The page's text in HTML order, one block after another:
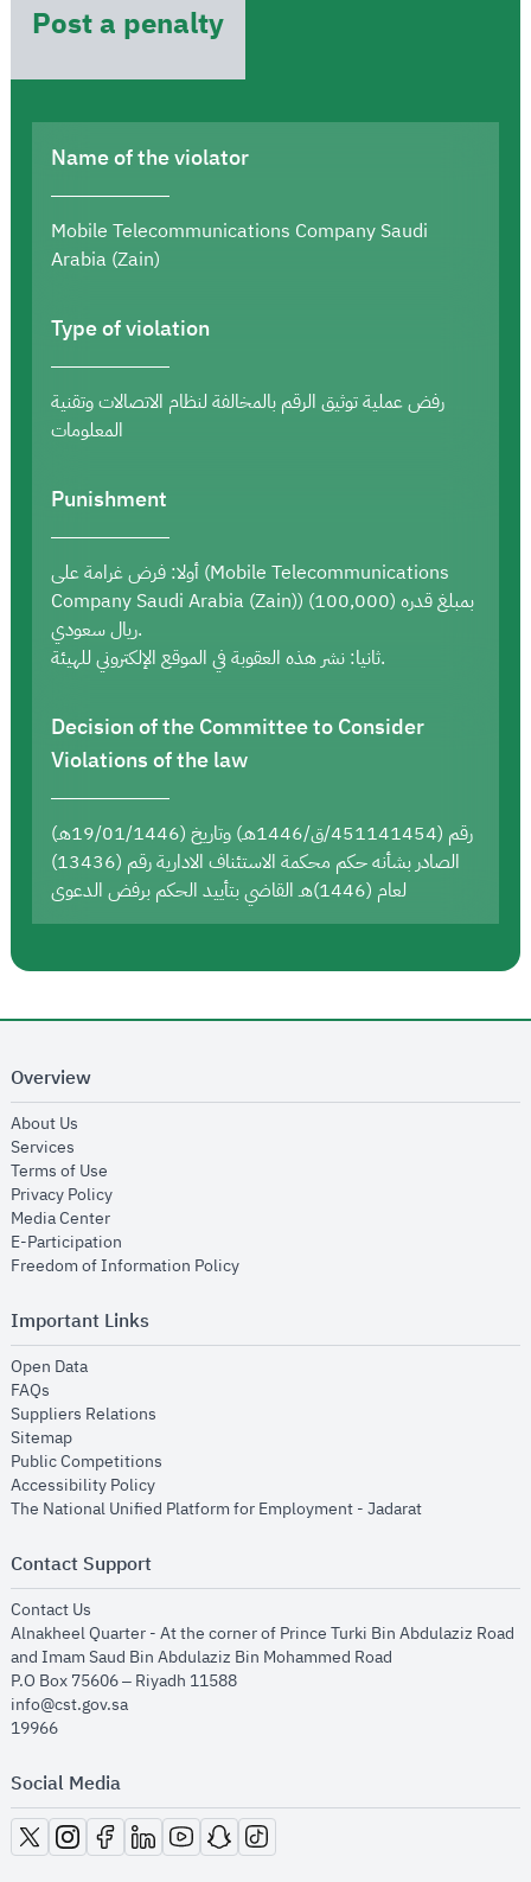
Post a penalty
Name of the violator
Mobile Telecommunications Company Saudi
Arabia (Zain)
Type of violation
رفض عملية توثيق الرقم بالمخالفة لنظام الاتصالات وتقنية
المعلومات
Punishment
أولا: فرض غرامة على (Mobile Telecommunications
Company Saudi Arabia (Zain)) بمبلغ قدره (100,000)
ريال سعودي.
ثانيا: نشر هذه العقوبة في الموقع الإلكتروني للهيئة.
Decision of the Committee to Consider
Violations of the law
رقم (451141454/ق/1446هـ) وتاريخ (19/01/1446هـ)
الصادر بشأنه حكم محكمة الاستئناف الادارية رقم (13436)
لعام (1446)هـ القاضي بتأييد الحكم برفض الدعوى
Overview
About Us
Services
Terms of Use
Privacy Policyopens in new window
Media Centeropens in new window
E-Participation
Freedom of Information Policyopens in new window
Important Links
Open Dataopens in new window
FAQs
Suppliers Relations
Sitemapopens in new window
Public Competitions
Accessibility Policyopens in new window
The National Unified Platform for Employment - Jadaratopens in new
Contact Support
Contact Us
Alnakheel Quarter - At the corner of Prince Turki Bin Abdulaziz Road
and Imam Saud Bin Abdulaziz Bin Mohammed Road​
P.O Box 75606 – Riyadh 11588
info@cst.gov.sa
19966
Social Media
opens in new window
opens in new window
opens in new window
opens in new window
opens in new window
opens in new window
opens in new window